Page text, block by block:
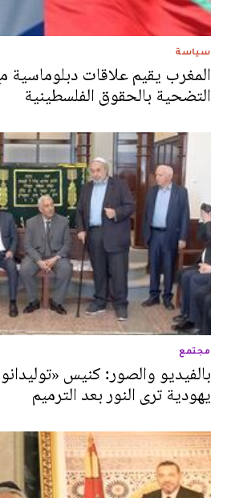
سياسة
المغرب يقيم علاقات دبلوماسية
التضحية بالحقوق الفلسطينية
مجتمع
بالفيديو والصور: كنيس
يهودية ترى النور بعد الترميم